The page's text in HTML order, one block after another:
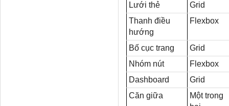
Lưới thẻ
Grid
Thanh điều
hướng
Flexbox
Bố cục trang
Grid
Nhóm nút
Flexbox
Dashboard
Grid
Căn giữa
Một trong